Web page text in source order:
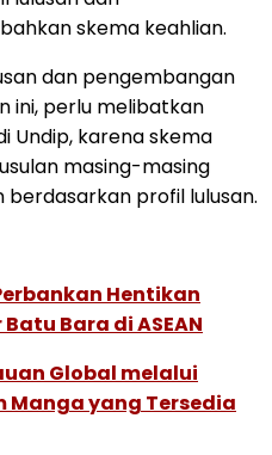
skema keahlian.
dan pengembangan
ini, perlu melibatkan
Undip, karena skema
masing-masing
berdasarkan profil lulusan.
Hentikan
Bara di ASEAN
Global melalui
Manga yang Tersedia